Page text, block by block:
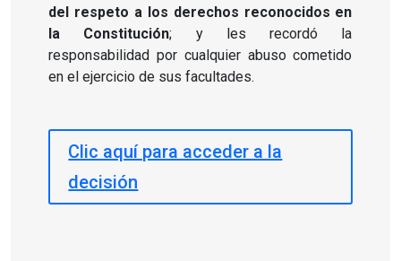
del respeto a los derechos reconocidos en
la Constitución; y les recordó la
responsabilidad por cualquier abuso cometido
en el ejercicio de sus facultades.
Clic aquí para acceder a la
decisión